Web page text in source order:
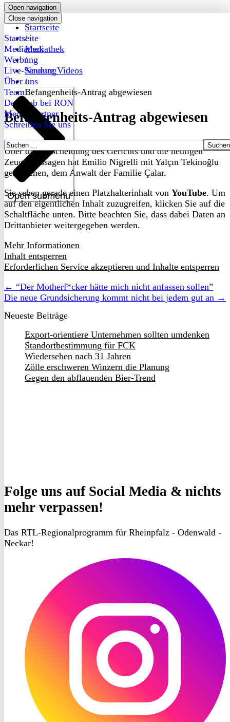
Open navigation
Close navigation
Startseite
Mediathek
Werbung
Live-Sendung
Über uns
Open submenu
Team
Dein Job bei RON
Medienpartner
Schreiben Sie uns
Suchen
nach:
Startseite
/
Mediathek
/
Neueste Videos
/
Befangenheits-Antrag abgewiesen
Befangenheits-Antrag abgewiesen
Über die Entscheidung des Gerichts und die heutigen
Zeugenaussagen hat Emilio Nigrelli mit Yalçın Tekinoğlu
gesprochen, dem Anwalt der Familie Çalar.
Sie sehen gerade einen Platzhalterinhalt von YouTube. Um
auf den eigentlichen Inhalt zuzugreifen, klicken Sie auf die
Schaltfläche unten. Bitte beachten Sie, dass dabei Daten an
Drittanbieter weitergegeben werden.
Mehr Informationen
Inhalt entsperren
Erforderlichen Service akzeptieren und Inhalte entsperren
← “Der Motherf*cker hätte mich nicht anfassen sollen”
Die neue Grundsicherung kommt nicht bei jedem gut an →
Neueste Beiträge
Export-orientiere Unternehmen sollten umdenken
Standortbestimmung für FCK
Wiedersehen nach 31 Jahren
Zölle erschweren Winzern die Planung
Gegen den abflauenden Bier-Trend
Folge uns auf Social Media & nichts
mehr verpassen!
Das RTL-Regionalprogramm für Rheinpfalz - Odenwald -
Neckar!
Instagram